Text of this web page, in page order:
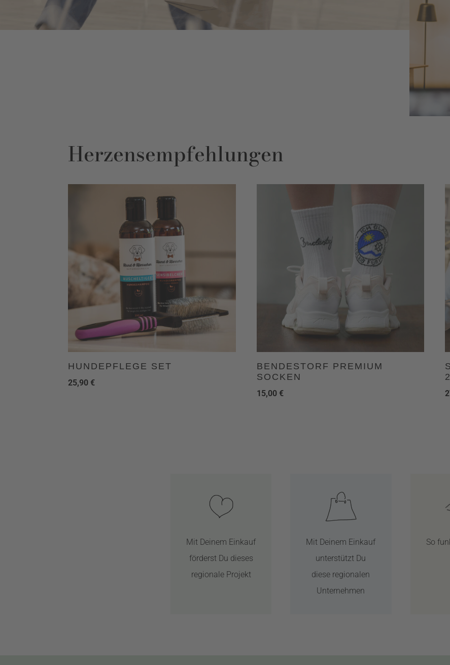
Herzensempfehlungen
HUNDEPFLEGE SET
25,90€
BENDESTORF PREMIUM
SOCKEN
15,00 €
Mit Deinem Einkauf
förderst Du dieses
regionale Projekt
Mit Deinem Einkauf
unterstützt Du
diese regionalen
Unternehmen
So